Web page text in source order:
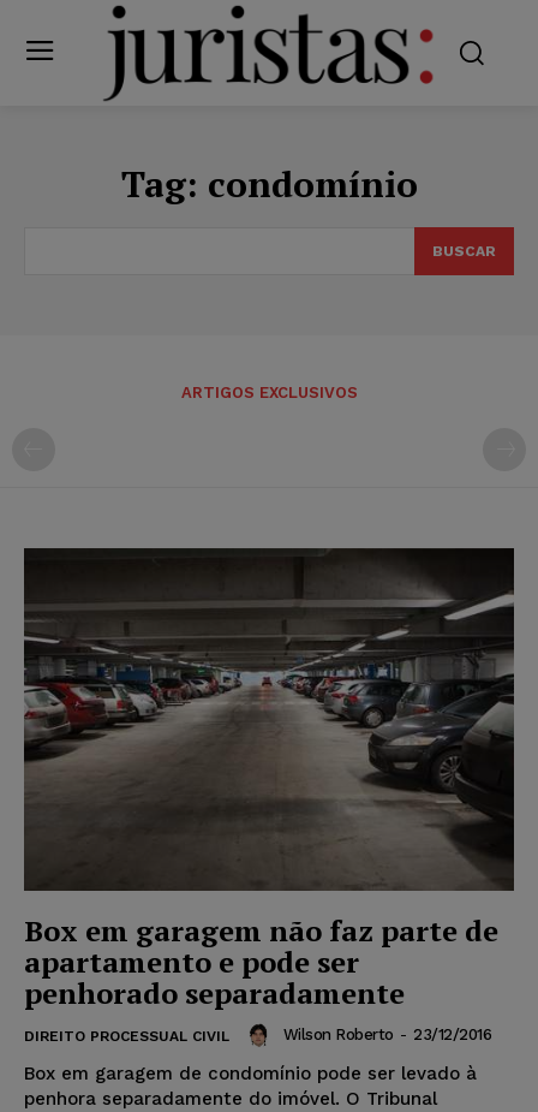
Tag: condomínio
BUSCAR
ARTIGOS EXCLUSIVOS
Box em garagem não faz parte de
apartamento e pode ser
penhorado separadamente
DIREITO PROCESSUAL CIVIL Wilson Roberto - 23/12/2016
Box em garagem de condomínio pode ser levado à
penhora separadamente do imóvel. O Tribunal